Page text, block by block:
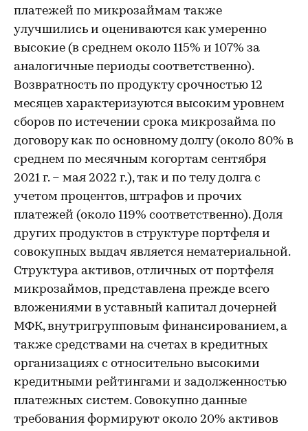
платежей по микрозаймам также
улучшились и оцениваются как умеренно
высокие (в среднем около 115% и 107% за
аналогичные периоды соответственно).
Возвратность по продукту срочностью 12
месяцев характеризуются высоким уровнем
сборов по истечении срока микрозайма по
договору как по основному долгу (около 80% в
среднем по месячным когортам сентября
2021 г. – мая 2022 г.), так и по телу долга с
учетом процентов, штрафов и прочих
платежей (около 119% соответственно). Доля
других продуктов в структуре портфеля и
совокупных выдач является нематериальной.
Структура активов, отличных от портфеля
микрозаймов, представлена прежде всего
вложениями в уставный капитал дочерней
МФК, внутригрупповым финансированием, а
также средствами на счетах в кредитных
организациях с относительно высокими
кредитными рейтингами и задолженностью
платежных систем. Совокупно данные
требования формируют около 20% активов